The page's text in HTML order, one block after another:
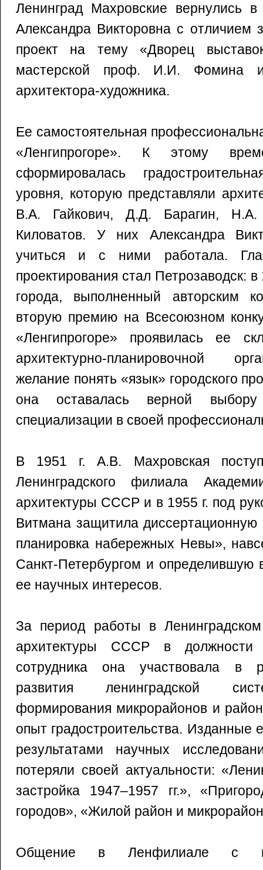
Ленинград Махровские вернулись
Александра Викторовна с отличием
проект на тему «Дворец
мастерской проф. И.И. Фомина
архитектора-художника.
Ее самостоятельная
«Ленгипрогоре». К этому
сформировалась
уровня, которую представляли
В.А. Гайкович, Д.Д. Барагин,
Киловатов. У них Александра
учиться и с ними работала.
проектирования стал Петрозаводск: в
города, выполненный авторским
вторую премию на Всесоюзном
«Ленгипрогоре» проявилась ее
архитектурно-планировочной
желание понять «язык» городского
она оставалась верной выбору
специализации в своей
В 1951 г. А.В. Махровская
Ленинградского филиала
архитектуры СССР и в 1955 г. под
Витмана защитила диссертационную
планировка набережных Невы»,
Санкт-Петербургом и
ее научных интересов.
За период работы в
архитектуры СССР в должности
сотрудника она участвовала в
развития ленинградской
формирования микрорайонов и
опыт градостроительства. Изданные
результатами научных
потеряли своей актуальности:
застройка 1947–1957 гг.»,
городов», «Жилой район и
Общение в Ленфилиале с